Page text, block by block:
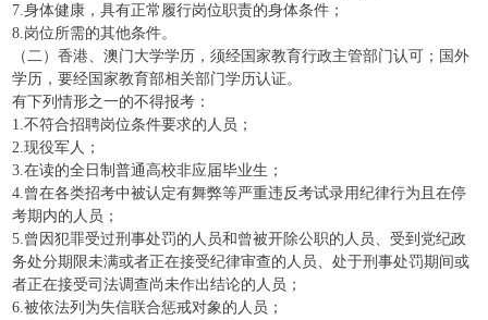
7.身体健康，具有正常履行岗位职责的身体条件；
8.岗位所需的其他条件。
（二）香港、澳门大学学历，须经国家教育行政主管部门认可；国外
学历，要经国家教育部相关部门学历认证。
有下列情形之一的不得报考：
1.不符合招聘岗位条件要求的人员；
2.现役军人；
3.在读的全日制普通高校非应届毕业生；
4.曾在各类招考中被认定有舞弊等严重违反考试录用纪律行为且在停
考期内的人员；
5.曾因犯罪受过刑事处罚的人员和曾被开除公职的人员、受到党纪政
务处分期限未满或者正在接受纪律审查的人员、处于刑事处罚期间或
者正在接受司法调查尚未作出结论的人员；
6.被依法列为失信联合惩戒对象的人员；